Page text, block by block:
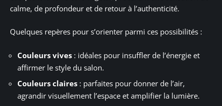
calme, de profondeur et de retour à l’authenticité.
Quelques repères pour s’orienter parmi ces possibilités :
Couleurs vives : idéales pour insuffler de l’énergie et
affirmer le style du salon.
Couleurs claires : parfaites pour donner de l’air,
agrandir visuellement l’espace et amplifier la lumière.